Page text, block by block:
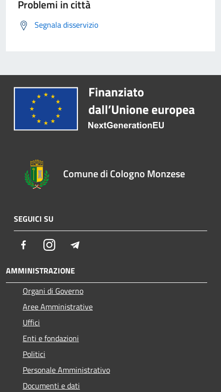
Problemi in città
Segnala disservizio
Comune di Cologno Monzese
SEGUICI SU
FacebookInstagram
AMMINISTRAZIONE
Organi di Governo
Aree Amministrative
Uffici
Enti e fondazioni
Politici
Personale Amministrativo
Documenti e dati